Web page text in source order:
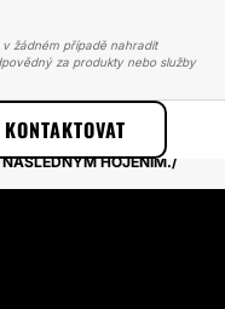
žádném případě nahradit
za produkty nebo služby
KONTAKTOVAT
OČNÍCH VÍČEK
NÁSLEDNÝM HOJENÍM.